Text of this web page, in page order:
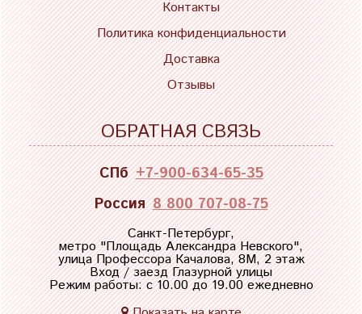
Контакты
Политика конфиденциальности
Доставка
Отзывы
ОБРАТНАЯ СВЯЗЬ
СПб +7-900-634-65-35
Россия 8 800 707-08-75
Санкт-Петербург,
метро "Площадь Александра Невского",
улица Профессора Качалова, 8М, 2 этаж
Вход / заезд Глазурной улицы
Режим работы: с 10.00 до 19.00 ежедневно